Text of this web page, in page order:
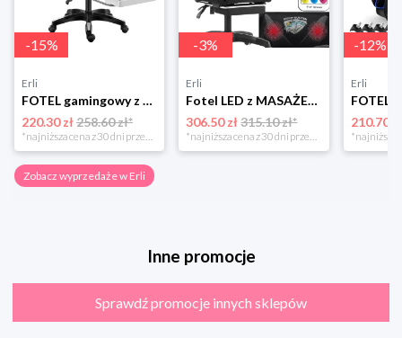
-15%
Erli
FOTEL gamingowy z MASAŻEM pleców KOMPUTEROWY OBROTOWY dla gracza +PODNÓŻEK!
220.30 zł258.60 zł*
-3%
Erli
Fotel LED z MASAŻEM obrotowy TKANINA gamingowy KOMPUTEROWY gracza PODNÓŻEK!
306.50 zł 315.10 zł*
-12%
Erli
210.70 zł
Zobacz wyprzedaże w Erli
Inne promocje
Sprawdź promocje innych sklepów